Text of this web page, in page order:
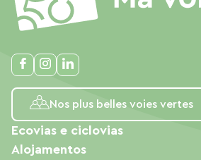
Nos plus belles voies vertes
Ecovias e ciclovias
Alojamentos